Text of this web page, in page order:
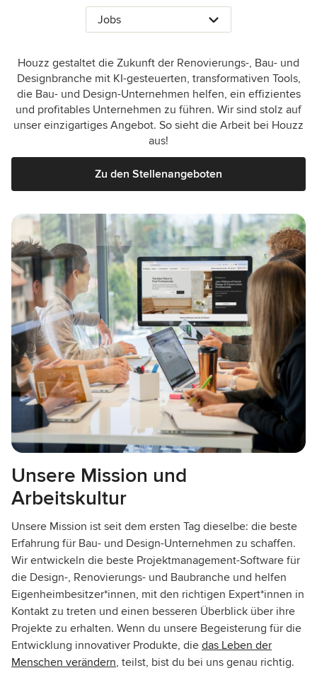
Jobs
Houzz gestaltet die Zukunft der Renovierungs-, Bau- und
Designbranche mit KI-gesteuerten, transformativen Tools,
die Bau- und Design-Unternehmen helfen, ein effizientes
und profitables Unternehmen zu führen. Wir sind stolz auf
unser einzigartiges Angebot. So sieht die Arbeit bei Houzz
aus!
Zu den Stellenangeboten
Unsere Mission und
Arbeitskultur
Unsere Mission ist seit dem ersten Tag dieselbe: die beste
Erfahrung für Bau- und Design-Unternehmen zu schaffen.
Wir entwickeln die beste Projektmanagement-Software für
die Design-, Renovierungs- und Baubranche und helfen
Eigenheimbesitzer*innen, mit den richtigen Expert*innen in
Kontakt zu treten und einen besseren Überblick über ihre
Projekte zu erhalten. Wenn du unsere Begeisterung für die
Entwicklung innovativer Produkte, die das Leben der
Menschen verändern, teilst, bist du bei uns genau richtig.